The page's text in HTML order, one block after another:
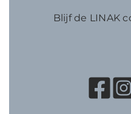
Blijf de LINAK